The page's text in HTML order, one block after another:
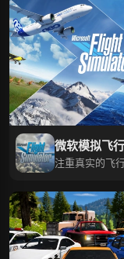
微软模拟飞
注重真实的飞